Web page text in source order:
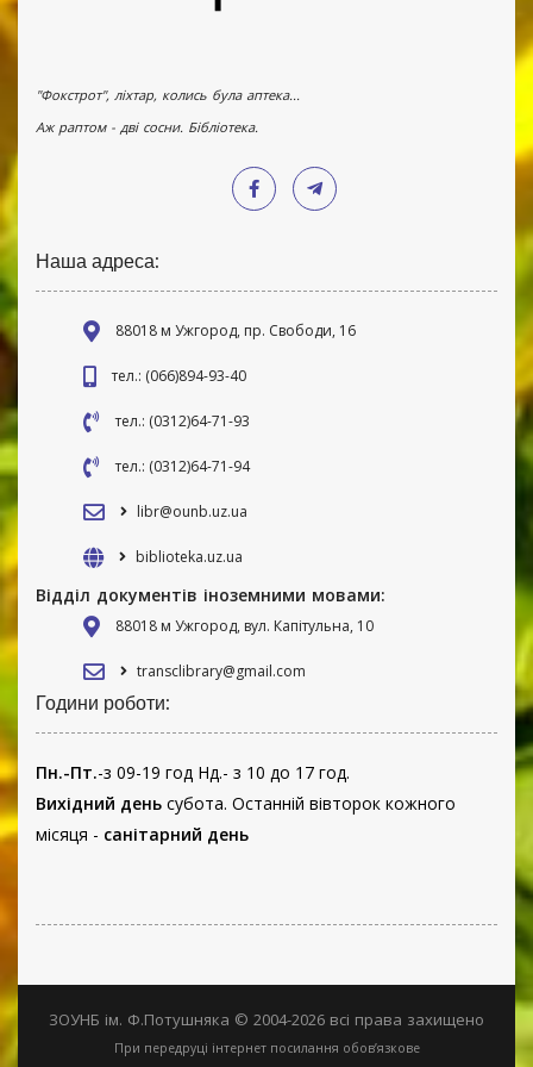
"Фокстрот", ліхтар, колись була аптека...
Аж раптом - дві сосни. Бібліотека.
Наша адреса:
88018 м Ужгород, пр. Свободи, 16
тел.: (066)894-93-40
тел.: (0312)64-71-93
тел.: (0312)64-71-94
libr@ounb.uz.ua
biblioteka.uz.ua
Відділ документів іноземними мовами:
88018 м Ужгород, вул. Капітульна, 10
transclibrary@gmail.com
Години роботи:
Пн.-Пт.-з 09-19 год Нд.- з 10 до 17 год.
Вихідний день субота. Останній вівторок кожного
місяця - санітарний день
ЗОУНБ ім. Ф.Потушняка © 2004-2026 всі права захищено
При передруці інтернет посилання обов’язкове